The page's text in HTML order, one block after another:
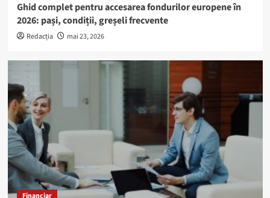
Ghid complet pentru accesarea fondurilor europene în
2026: pași, condiții, greșeli frecvente
Redacția mai 23, 2026